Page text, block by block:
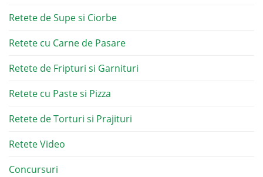
Retete de Supe si Ciorbe
Retete cu Carne de Pasare
Retete de Fripturi si Garnituri
Retete cu Paste si Pizza
Retete de Torturi si Prajituri
Retete Video
Concursuri